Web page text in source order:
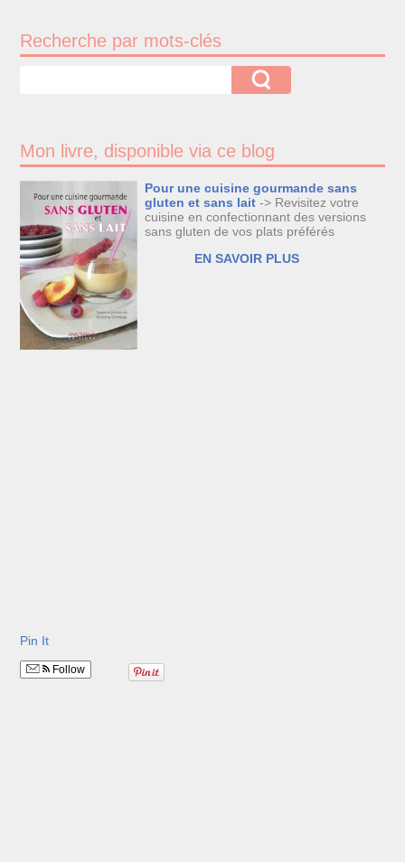
Recherche par mots-clés
Mon livre, disponible via ce blog
Pour une cuisine gourmande sans
gluten et sans lait -> Revisitez votre
cuisine en confectionnant des versions
sans gluten de vos plats préférés
EN SAVOIR PLUS
Pin It
Follow